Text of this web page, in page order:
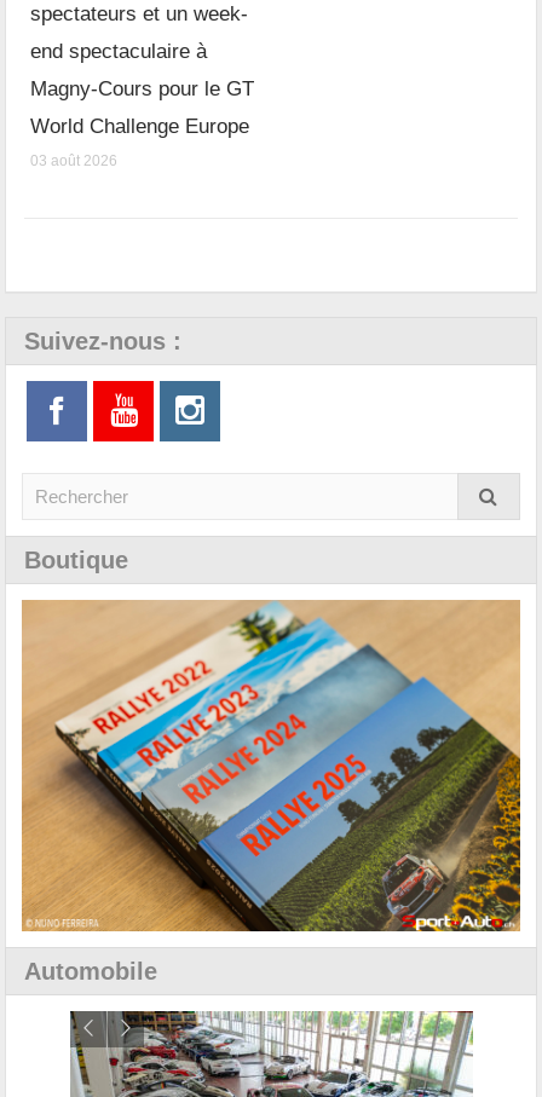
spectateurs et un week-
end spectaculaire à
Magny-Cours pour le GT
World Challenge Europe
03 août 2026
Suivez-nous :
Boutique
Automobile